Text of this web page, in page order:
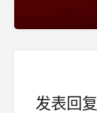
发表回复